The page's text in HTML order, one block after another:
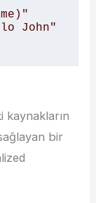
John"
kaynakların
bir